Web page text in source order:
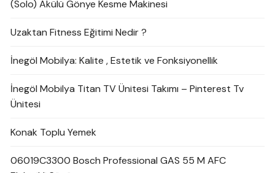
(Solo) Akülü Gönye Kesme Makinesi
Uzaktan Fitness Eğitimi Nedir ?
İnegöl Mobilya: Kalite , Estetik ve Fonksiyonellik
İnegöl Mobilya Titan TV Ünitesi Takımı – Pinterest Tv
Ünitesi
Konak Toplu Yemek
06019C3300 Bosch Professional GAS 55 M AFC